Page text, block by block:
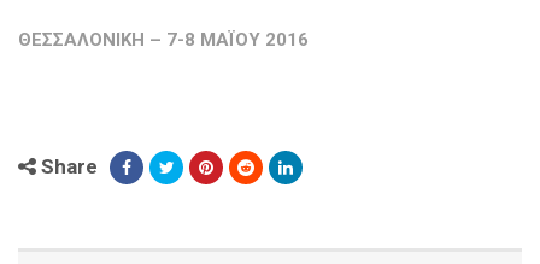
ΘΕΣΣΑΛΟΝΙΚΗ – 7-8 ΜΑΪΟΥ 2016
Share